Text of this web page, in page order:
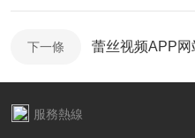
下一條
服務熱線